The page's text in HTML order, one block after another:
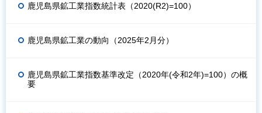
鹿児島県鉱工業指数統計表（2020(R2)=100）
鹿児島県鉱工業の動向（2025年2月分）
鹿児島県鉱工業指数基準改定（2020年(令和2年)=100）の概
要